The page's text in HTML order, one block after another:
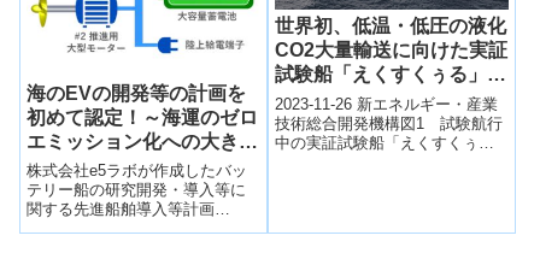
海のEVの開発等の計画を
初めて認定！～海運のゼロ
エミッション化への大きな
第一歩を踏み出した～
株式会社e5ラボが作成したバッ
テリー船の研究開発・導入等に
関する先進船舶導入等計画
「e5 大容量蓄電池ゼロエミッ
世界初、低温・低圧の液化
CO2大量輸送に向けた実証
試験船「えくすくぅる」が
完成～低コストでのCO2大
量輸送を実現し、CCUSの
社会実装を目指す～
2023-11-26 新エネルギー・産業
技術総合開発機構図1 試験航行
中の実証試験船「えくすくぅ